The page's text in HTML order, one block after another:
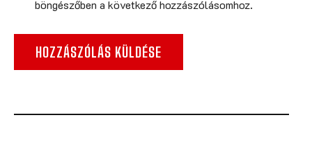
böngészőben a következő hozzászólásomhoz.